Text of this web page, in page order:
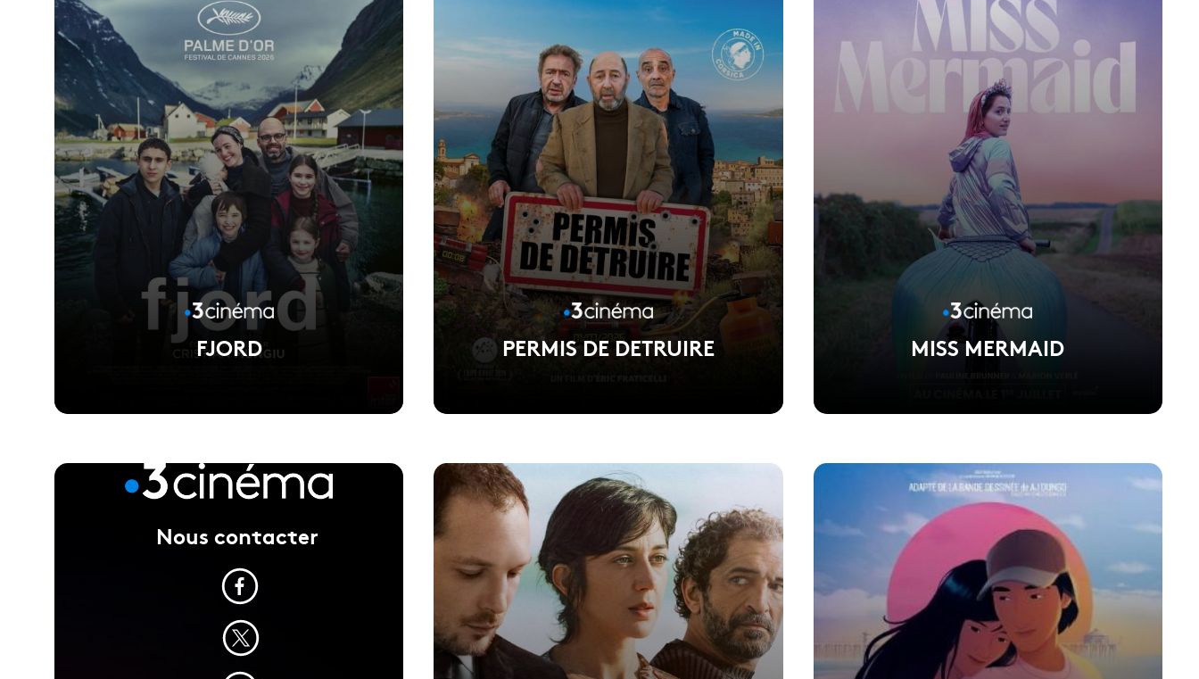
de Phuong May Nguyen
FJORD
Réalisé par Cristian Mungiu
Voir la fiche du film
PERMIS DE DETRUIRE
Réalisé par Eric Fraticelli
Voir la fiche du film
MISS MERMAID
Réalisé par Pauline Brunner et Marion Verlé
Voir la fiche du film
Nous contacter